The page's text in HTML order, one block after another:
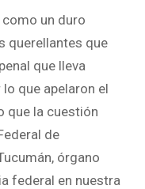
un duro
querellantes que
que lleva
que apelaron el
que la cuestión
de
órgano
federal en nuestra